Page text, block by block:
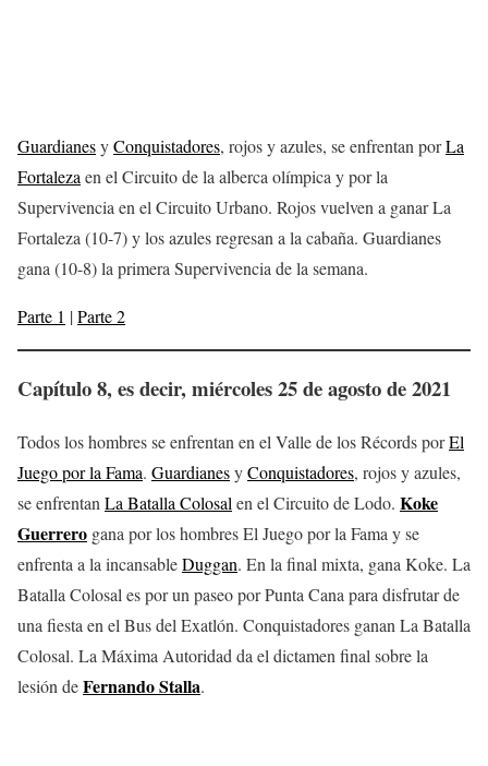
GuardianesyConquistadores, rojos y azules, se enfrentan porLa
Fortaleza en el Circuito de la alberca olímpica y por la
Supervivencia en el Circuito Urbano. Rojos vuelven a ganar La
Fortaleza (10-7) y los azules regresan a la cabaña. Guardianes
gana (10-8) la primera Supervivencia de la semana.
Parte 1 |Parte 2
Capítulo 8, es decir, miércoles 25 de agosto de 2021
Todos los hombres se enfrentan en el Valle de los Récords porEl
Juego por la Fama. GuardianesyConquistadores, rojos y azules,
se enfrentan La Batalla Colosal en el Circuito de Lodo. Koke
Guerrero gana por los hombres El Juego por la Fama y se
enfrenta a la incansableDuggan. En la final mixta, gana Koke. La
Batalla Colosal es por un paseo por Punta Cana para disfrutar de
una fiesta en el Bus del Exatlón. Conquistadores ganan La Batalla
Colosal. La Máxima Autoridad da el dictamen final sobre la
lesión deFernando Stalla.